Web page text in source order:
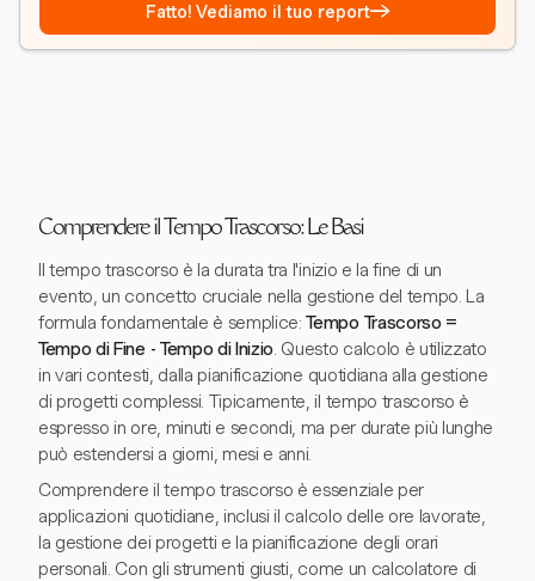
Fatto! Vediamo il tuo report→
Comprendere il Tempo Trascorso: Le Basi
Il tempo trascorso è la durata tra l'inizio e la fine di un
evento, un concetto cruciale nella gestione del tempo. La
formula fondamentale è semplice:Tempo Trascorso =
Tempo di Fine - Tempo di Inizio . Questo calcolo è utilizzato
in vari contesti, dalla pianificazione quotidiana alla gestione
di progetti complessi. Tipicamente, il tempo trascorso è
espresso in ore, minuti e secondi, ma per durate più lunghe
può estendersi a giorni, mesi e anni.
Comprendere il tempo trascorso è essenziale per
applicazioni quotidiane, inclusi il calcolo delle ore lavorate,
la gestione dei progetti e la pianificazione degli orari
personali. Con gli strumenti giusti, come un calcolatore di